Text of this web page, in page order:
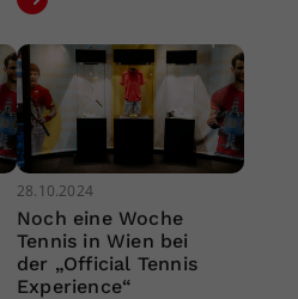
28.10.2024
Noch eine Woche
Tennis in Wien bei
der „Official Tennis
Experience“